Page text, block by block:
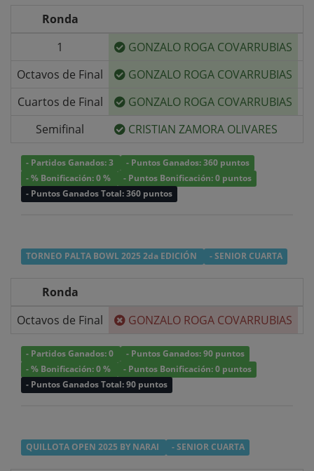
Ronda
1
GONZALO ROGA COVARRUBIAS
Octavos de Final
GONZALO ROGA COVARRUBIAS
Cuartos de Final
GONZALO ROGA COVARRUBIAS
Semifinal
CRISTIAN ZAMORA OLIVARES
- Partidos Ganados: 3
- Puntos Ganados: 360 puntos
- % Bonificación: 0 %
- Puntos Bonificación: 0 puntos
- Puntos Ganados Total: 360 puntos
TORNEO PALTA BOWL 2025 2da EDICIÓN - SENIOR CUARTA
Ronda
Octavos de Final
GONZALO ROGA COVARRUBIAS
- Partidos Ganados: 0
- Puntos Ganados: 90 puntos
- % Bonificación: 0 %
- Puntos Bonificación: 0 puntos
- Puntos Ganados Total: 90 puntos
QUILLOTA OPEN 2025 BY NARAI - SENIOR CUARTA